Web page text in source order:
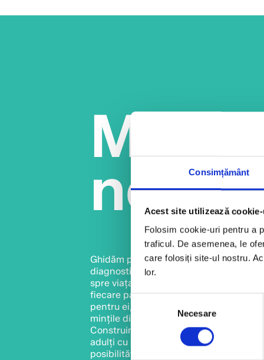
Consimțământ
Acest site utilizează
Folosim cookie-uri pentru a
traficul. De asemenea, le
care folosiți site-ul nostru.
lor.
Selecția
consimțământului
Necesare
Ghidăm pașii copiilor cu minți aparte
diagnostic la terapie, de la integrare
spre viața de adult. Suntem alături de
fiecare pas, cu fiecare nevoie. Visăm
pentru ei, construim pentru noi o
mințile diverse să fie primite cu inimi
Construim împreună o lume în care
adulți cu autism au acces la aceleași
posibilități și vise ca prietenii și colegii